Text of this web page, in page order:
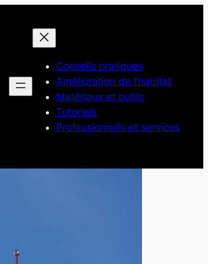
Conseils pratiques
Amélioration de l’habitat
Matériaux et outils
Tutoriels
Professionnels et services